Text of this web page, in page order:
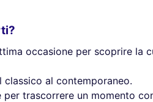
occasione per scoprire la
al contemporaneo.
per trascorrere un momento